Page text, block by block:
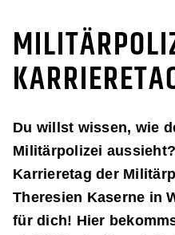
Du willst wissen, wie
Militärpolizei
Karrieretag der
Theresien Kaserne in
für dich! Hier